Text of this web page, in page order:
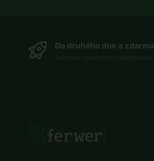
Do druhého dne a zdarma